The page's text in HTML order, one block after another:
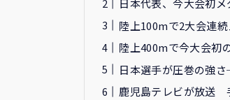
日本代表、今大会初
陸上100mで2大会連
陸上400mで今大会初
日本選手が圧巻の強
鹿児島テレビが放送